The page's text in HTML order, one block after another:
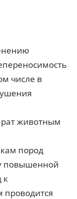
числе в
животным
пород
повышенной
к
проводится